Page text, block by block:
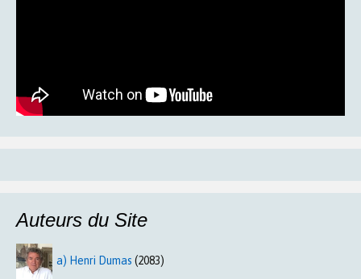
Auteurs du Site
a) Henri Dumas (2083)